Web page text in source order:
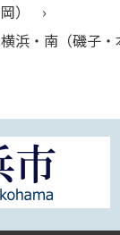
岡）
横浜・南（磯子・